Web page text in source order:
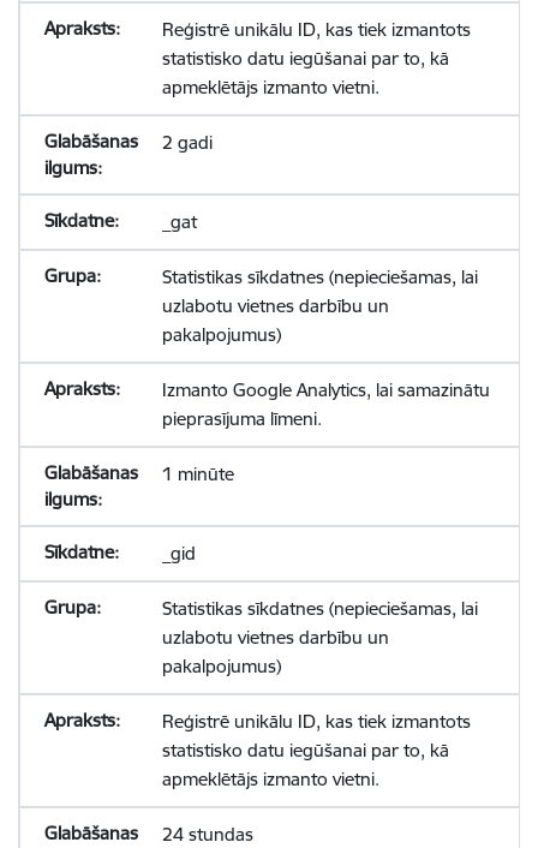
Reģistrē unikālu ID, kas tiek izmantots
statistisko datu iegūšanai par to, kā
apmeklētājs izmanto vietni.
2 gadi
_gat
Statistikas sīkdatnes (nepieciešamas, lai
uzlabotu vietnes darbību un
pakalpojumus)
Izmanto Google Analytics, lai samazinātu
pieprasījuma līmeni.
1 minūte
_gid
Statistikas sīkdatnes (nepieciešamas, lai
uzlabotu vietnes darbību un
pakalpojumus)
Reģistrē unikālu ID, kas tiek izmantots
statistisko datu iegūšanai par to, kā
apmeklētājs izmanto vietni.
24 stundas